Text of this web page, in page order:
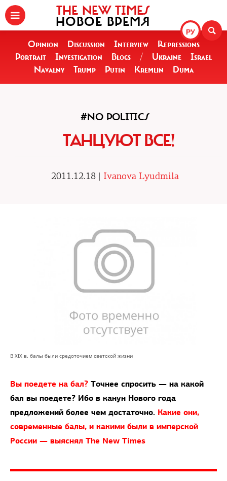
РУ
THE NEW TIMES
НОВОЕ ВРЕМЯ
Opinion Discussion Interview
Repressions
Portrait
Investigation Blogs / Ukraine
Israel
Navalny
Trump Putin Kremlin Duma
#NO POLITICS
ТАНЦУЮТ ВСЕ!
2011.12.18 | Ivanova Lyudmila
В XIX в. балы были средоточием светской жизни
Вы поедете на бал? Точнее спросить — на какой
бал вы поедете? Ибо в канун Нового года
предложений более чем достаточно. Какие они,
современные балы, и какими были в имперской
России — выяснял The New Times